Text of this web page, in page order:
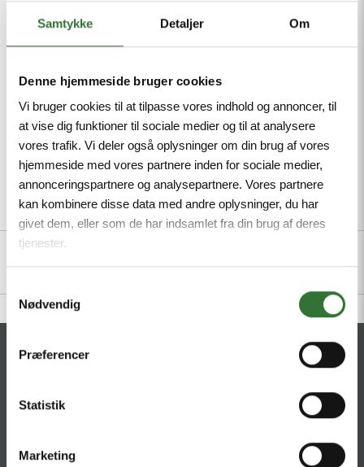
Samtykke Detaljer Om
Denne hjemmeside bruger cookies
Vi bruger cookies til at tilpasse vores indhold og annoncer, til
at vise dig funktioner til sociale medier og til at analysere
vores trafik. Vi deler også oplysninger om din brug af vores
hjemmeside med vores partnere inden for sociale medier,
annonceringspartnere og analysepartnere. Vores partnere
kan kombinere disse data med andre oplysninger, du har
givet dem, eller som de har indsamlet fra din brug af deres
tjenester.
Nødvendig
Præferencer
Statistik
Marketing
and hydrolysis, LABS-free, M12 male, straight, 2-pin +
PE
Minimum order quantity: 1
Description Specifications Files
CONTACT
HQ: Hans Følsgaard A/S